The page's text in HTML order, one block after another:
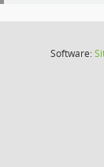
Software: